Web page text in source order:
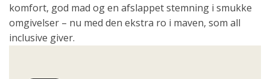
komfort, god mad og en afslappet stemning i smukke
omgivelser – nu med den ekstra ro i maven, som all
inclusive giver.